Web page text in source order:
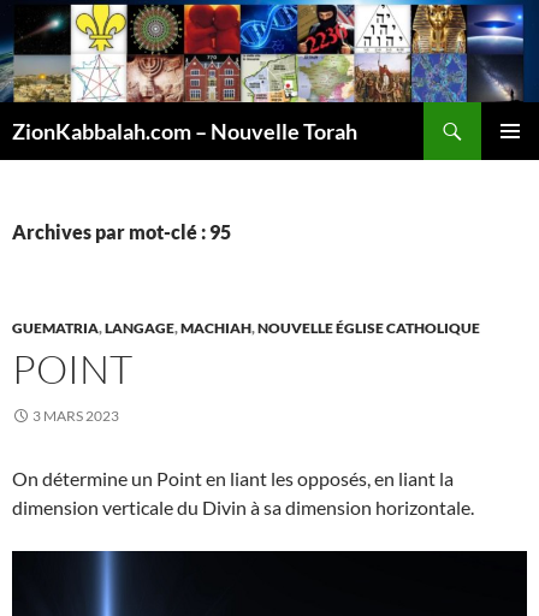
ZionKabbalah.com – Nouvelle Torah
Archives par mot-clé : 95
GUEMATRIA,LANGAGE,MACHIAH,NOUVELLE ÉGLISE CATHOLIQUE
POINT
3 MARS 2023
On détermine un Point en liant les opposés, en liant la
dimension verticale du Divin à sa dimension horizontale.